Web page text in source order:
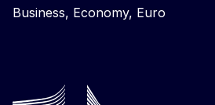
Business, Economy, Euro